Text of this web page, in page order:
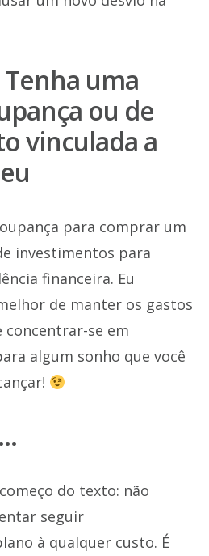
uma
ou de
vinculada a
para comprar um
investimentos para
financeira. Eu
de manter os gastos
se em
algum sonho que você
do texto: não
seguir
à qualquer custo. É